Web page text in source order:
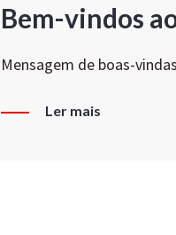
Bem-vindos
Mensagem de boas-
Ler mais